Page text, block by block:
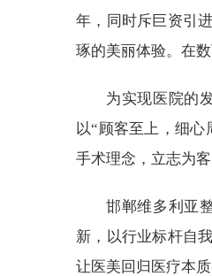
年，同时斥巨资引
琢的美丽体验。在
为实现医院的
以“顾客至上，细
手术理念，立志为
邯郸维多利亚
新，以行业标杆自
让医美回归医疗本质